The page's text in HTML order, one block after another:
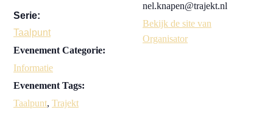
Serie:
Taalpunt
Evenement Categorie:
Informatie
Evenement Tags:
Taalpunt, Trajekt
nel.knapen@trajekt.nl
Bekijk de site van
Organisator